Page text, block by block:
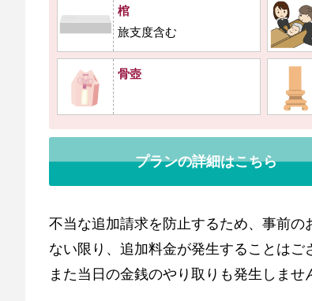
棺
旅支度含む
骨壺
プランの詳細はこちら
不当な追加請求を防止するため、事前
ない限り、追加料金が発生することはご
また当日の金銭のやり取りも発生しませ